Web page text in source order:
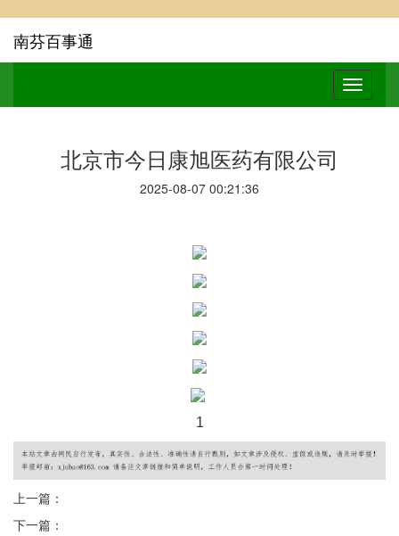
南芬百事通
北京市今日康旭医药有限公司
2025-08-07 00:21:36
1
上一篇：
下一篇：